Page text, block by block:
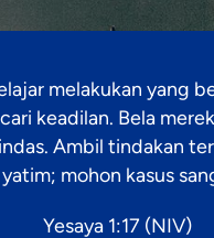
melakukan yang
keadilan. Bela
Ambil tindakan
mohon kasus
Yesaya 1:17 (NIV)